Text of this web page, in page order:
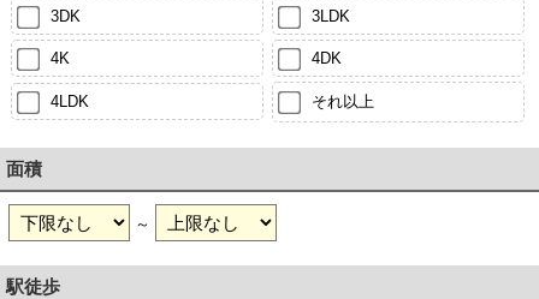
3DK 3LDK
4K 4DK
4LDK それ以上
面積
～
駅徒歩